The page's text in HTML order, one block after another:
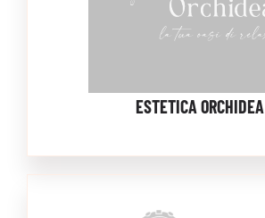
ESTETICA ORCHIDEA